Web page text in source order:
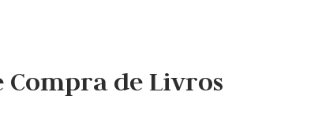
de Livros